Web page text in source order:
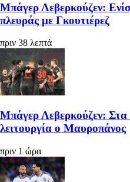
Μπάγερ Λεβερκούζεν:
πλευράς με Γκουτιέρεζ
πριν 38 λεπτά
Μπάγερ Λεβερκούζεν: Στα
λειτουργία ο Μαυροπάνος
πριν 1 ώρα